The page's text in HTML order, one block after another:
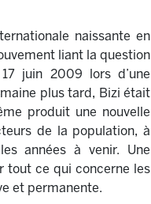
naissante en
liant la question
juin 2009 lors d’une
plus tard, Bizi était
produit une nouvelle
de la population, à
années à venir. Une
tout ce qui concerne les
et permanente.